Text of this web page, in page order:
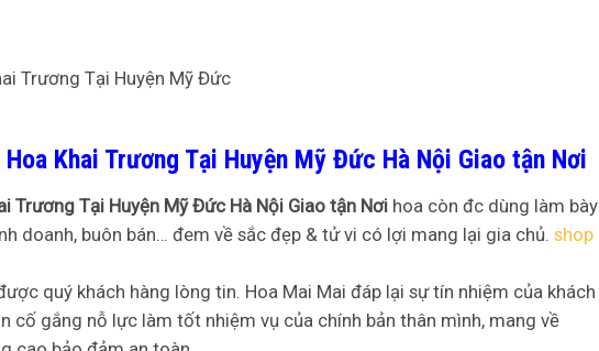
Khai Trương Tại Huyện Mỹ Đức Hà Nội Giao tận Nơi
Trương Tại Huyện Mỹ Đức Hà Nội Giao tận Nơi hoa còn đc dùng làm bày
doanh, buôn bán… đem về sắc đẹp & tử vi có lợi mang lại gia chủ. shop
quý khách hàng lòng tin. Hoa Mai Mai đáp lại sự tín nhiệm của khách
cố gắng nỗ lực làm tốt nhiệm vụ của chính bản thân mình, mang về